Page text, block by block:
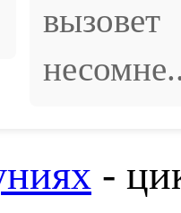
вызовет
-